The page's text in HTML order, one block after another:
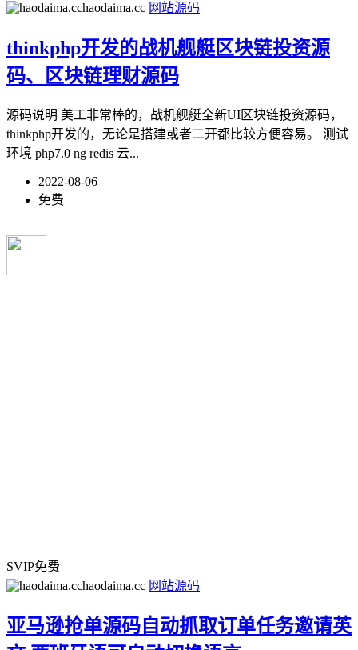
haodaima.cc 网站源码
thinkphp开发的战机舰艇区块链投资源
码、区块链理财源码
源码说明 美工非常棒的，战机舰艇全新UI区块链投资源码，
thinkphp开发的，无论是搭建或者二开都比较方便容易。 测试
环境 php7.0 ng redis 云...
2022-08-06
免费
SVIP免费
haodaima.cc 网站源码
亚马逊抢单源码自动抓取订单任务邀请英